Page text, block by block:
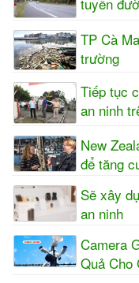
TP Cà
trường
Tiếp tục
an ninh
New
để tăng
Sẽ xây
an ninh
Camera
Quả Cho